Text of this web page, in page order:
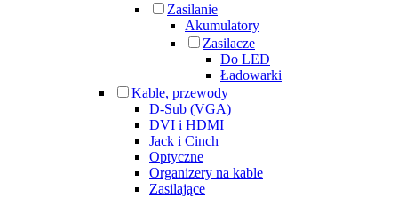
Zasilanie
Akumulatory
Zasilacze
Do LED
Ładowarki
Kable, przewody
D-Sub (VGA)
DVI i HDMI
Jack i Cinch
Optyczne
Organizery na kable
Zasilające